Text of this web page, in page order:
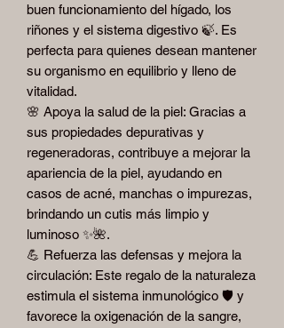
buen funcionamiento del hígado, los
riñones y el sistema digestivo 🍃. Es
perfecta para quienes desean mantener
su organismo en equilibrio y lleno de
vitalidad.
🌸 Apoya la salud de la piel: Gracias a
sus propiedades depurativas y
regeneradoras, contribuye a mejorar la
apariencia de la piel, ayudando en
casos de acné, manchas o impurezas,
brindando un cutis más limpio y
luminoso ✨🌺.
💪 Refuerza las defensas y mejora la
circulación: Este regalo de la naturaleza
estimula el sistema inmunológico 🛡️ y
favorece la oxigenación de la sangre,